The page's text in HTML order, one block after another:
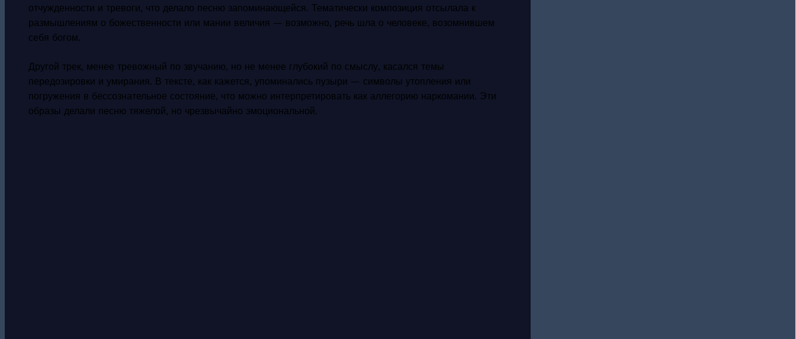
отчужденности и тревоги, что делало песню запоминающейся. Тематически композиция отсылала к
размышлениям о божественности или мании величия — возможно, речь шла о человеке, возомнившем
себя богом.
Другой трек, менее тревожный по звучанию, но не менее глубокий по смыслу, касался темы
передозировки и умирания. В тексте, как кажется, упоминались пузыри — символы утопления или
погружения в бессознательное состояние, что можно интерпретировать как аллегорию наркомании. Эти
образы делали песню тяжелой, но чрезвычайно эмоциональной.